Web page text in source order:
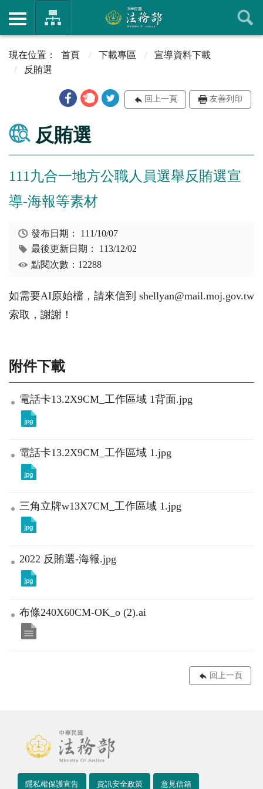
首頁 下載專區
宣導資料下載
反賄選
回上一頁 友善列印
反賄選
111九合一地方公職人員選舉反賄選宣
導-海報等素材
發布日期： 111/10/07
最後更新日期： 113/12/02
點閱次數：12288
如需要AI原始檔，請來信到 shellyan@mail.moj.gov.tw
索取，謝謝！
附件下載
電話卡13.2X9CM_工作區域 1背面.jpg
電話卡13.2X9CM_工作區域 1.jpg
三角立牌w13X7CM_工作區域 1.jpg
2022 反賄選-海報.jpg
布條240X60CM-OK_o (2).ai
回上一頁
隱私權保護宣告 資訊安全政策 意見信箱